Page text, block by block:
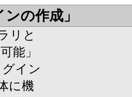
の作成」
リと
能」
イン
に機